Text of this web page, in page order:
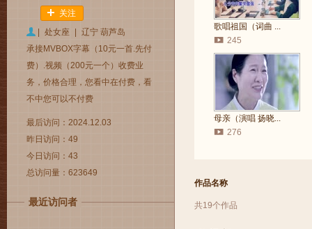
关注
处女座
辽宁 葫芦岛
承接MVBOX字幕（10元一首.先付
费）.视频（200元一个）收费业
务，价格合理，您看中在付费，看
不中您可以不付费
最后访问：2024.12.03
昨日访问：49
今日访问：43
总访问量：623649
最近访问者
歌唱祖国（词曲 ...
245
母亲（演唱 扬晓...
276
作品名称
共19个作品